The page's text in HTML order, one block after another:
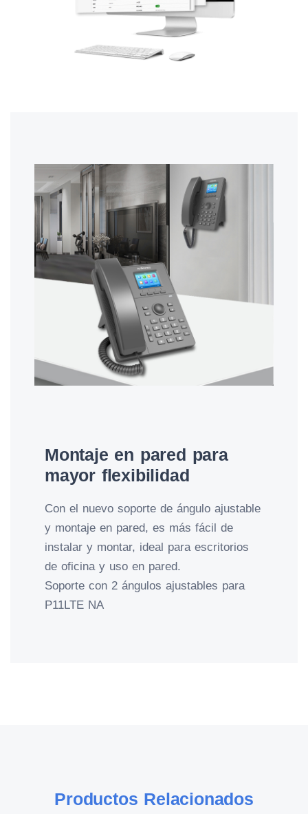
Montaje en pared para
mayor flexibilidad
Con el nuevo soporte de ángulo ajustable
y montaje en pared, es más fácil de
instalar y montar, ideal para escritorios
de oficina y uso en pared.
Soporte con 2 ángulos ajustables para
P11LTE NA
Productos Relacionados